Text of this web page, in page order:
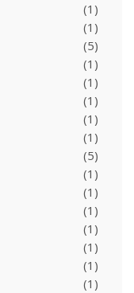
(1)
(1)
(5)
(1)
(1)
(1)
(1)
(1)
(5)
(1)
(1)
(1)
(1)
(1)
(1)
(1)